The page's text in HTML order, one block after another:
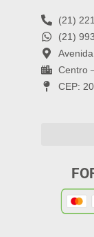
(21)
(21)
Centro
CEP: